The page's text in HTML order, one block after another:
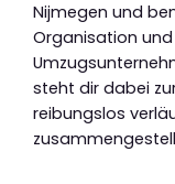
Nijmegen und
Organisation
steht dir dabei
reibungslos